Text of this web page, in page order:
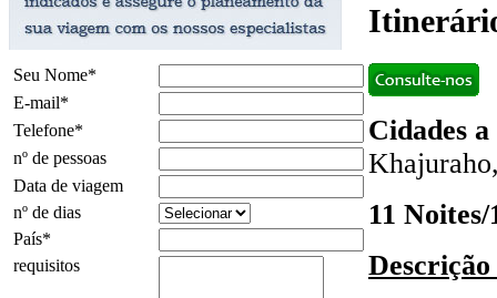
Seu Nome*
E-mail*
Telefone*
nº de pessoas
Data de viagem
nº de dias
País*
requisitos
Cidades
11